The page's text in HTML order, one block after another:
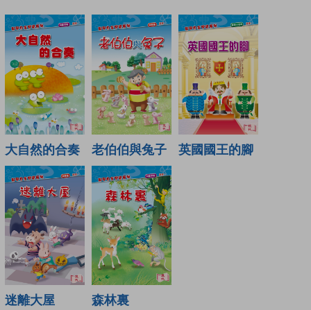
大自然的合奏 老伯伯與兔子 英國國王的腳
迷離大屋 森林裏